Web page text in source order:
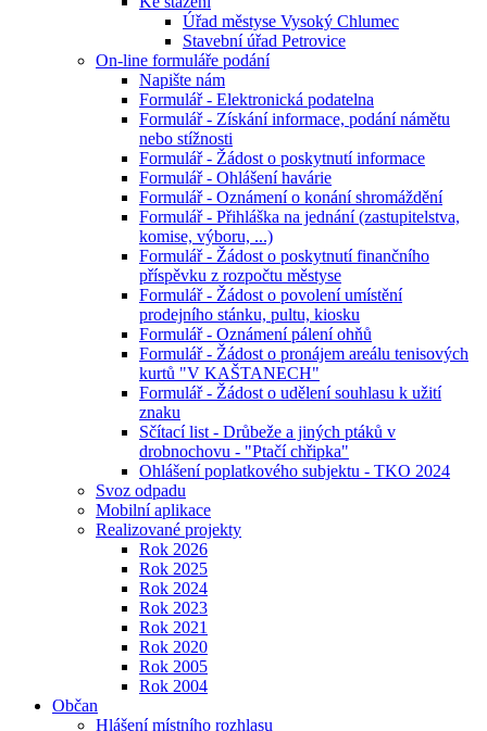
Úřad městyse Vysoký Chlumec
Stavební úřad Petrovice
On-line formuláře podání
Napište nám
Formulář - Elektronická podatelna
Formulář - Získání informace, podání námětu
nebo stížnosti
Formulář - Žádost o poskytnutí informace
Formulář - Ohlášení havárie
Formulář - Oznámení o konání shromáždění
Formulář - Přihláška na jednání (zastupitelstva,
komise, výboru, ...)
Formulář - Žádost o poskytnutí finančního
příspěvku z rozpočtu městyse
Formulář - Žádost o povolení umístění
prodejního stánku, pultu, kiosku
Formulář - Oznámení pálení ohňů
Formulář - Žádost o pronájem areálu tenisových
kurtů "V KAŠTANECH"
Formulář - Žádost o udělení souhlasu k užití
znaku
Sčítací list - Drůbeže a jiných ptáků v
drobnochovu - "Ptačí chřipka"
Ohlášení poplatkového subjektu - TKO 2024
Svoz odpadu
Mobilní aplikace
Realizované projekty
Rok 2026
Rok 2025
Rok 2024
Rok 2023
Rok 2021
Rok 2020
Rok 2005
Rok 2004
Občan
Hlášení místního rozhlasu